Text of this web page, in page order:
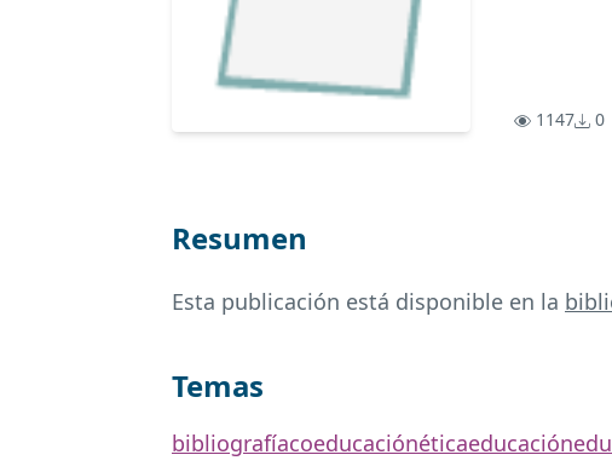
1147 0
Resumen
Esta publicación está disponible en la
Temas
bibliografíacoeducaciónéticaeducación